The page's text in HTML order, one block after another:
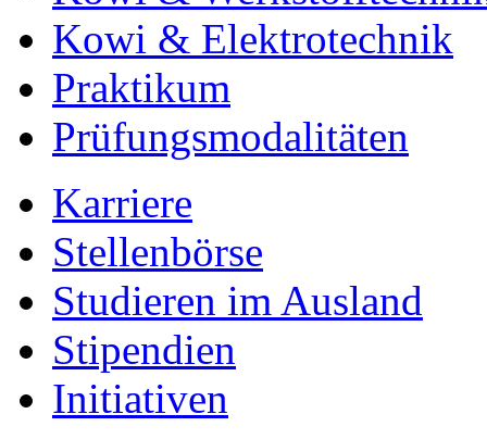
Kowi & Elektrotechnik
Praktikum
Prüfungsmodalitäten
Karriere
Stellenbörse
Studieren im Ausland
Stipendien
Initiativen